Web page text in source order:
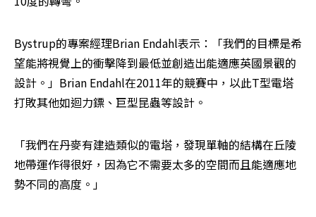
Bystrup的專案經理Brian Endahl表示：「我們的目標是希
望能將視覺上的衝擊降到最低並創造出能適應英國景觀的
設計。」Brian Endahl在2011年的競賽中，以此T型電塔
打敗其他如迴力鏢、巨型昆蟲等設計。
「我們在丹麥有建造類似的電塔，發現單軸的結構在丘陵
地帶運作得很好，因為它不需要太多的空間而且能適應地
勢不同的高度。」